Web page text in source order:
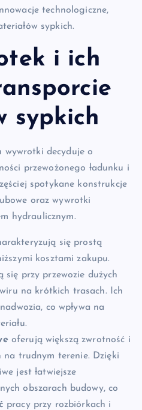
technologiczne,
sypkich.
i ich
sypkich
wywrotki decyduje o
przewożonego ładunku i
spotykane konstrukcje
oraz wywrotki
hydraulicznym.
się prostą
kosztami zakupu.
się przy przewozie dużych
na krótkich trasach. Ich
co wpływa na
oferują większą zwrotność i
na trudnym terenie. Dzięki
jest łatwiejsze
obszarach budowy, co
pracy przy rozbiórkach i